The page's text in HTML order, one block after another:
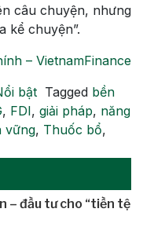
câu chuyện, nhưng
kể chuyện”.
– VietnamFinance
bật Tagged bền
, FDI, giải pháp, năng
vững, Thuốc bổ,
– đầu tư cho “tiền tệ